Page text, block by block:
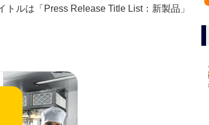
ルは「Press Release Title List：新製品」